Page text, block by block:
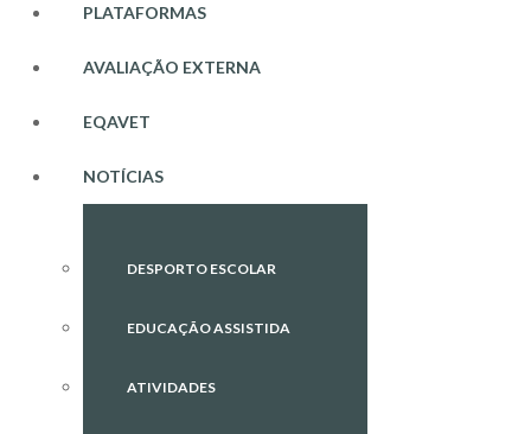
PLATAFORMAS
AVALIAÇÃO EXTERNA
EQAVET
NOTÍCIAS
DESPORTO ESCOLAR
EDUCAÇÃO ASSISTIDA
ATIVIDADES